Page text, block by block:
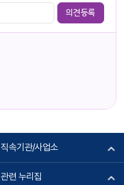
직속기관/사업소
관련 누리집